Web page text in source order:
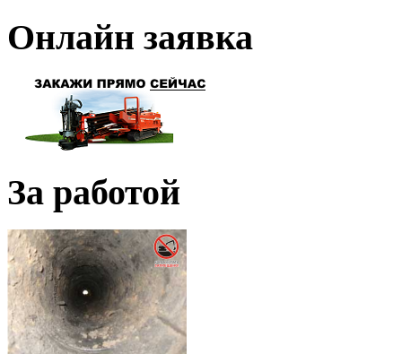
Онлайн заявка
За работой